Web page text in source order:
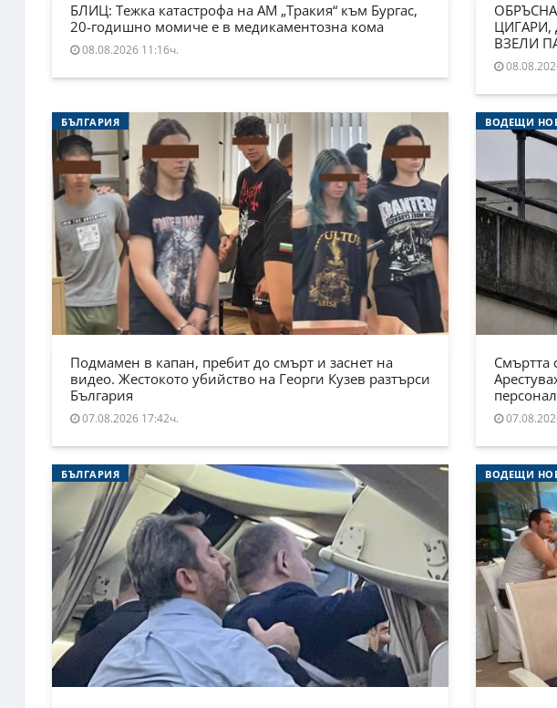
БЛИЦ: Тежка катастрофа на АМ „Тракия“ към Бургас,
20-годишно момиче е в медикаментозна кома
08.08.2026 11:16ч.
ВЗЕЛИ
БЪЛГАРИЯ
Подмамен в капан, пребит до смърт и заснет на
видео. Жестокото убийство на Георги Кузев разтърси
България
07.08.2026 17:42ч.
ВОДЕЩИ
Смъртта
персонал
БЪЛГАРИЯ ВОДЕЩИ